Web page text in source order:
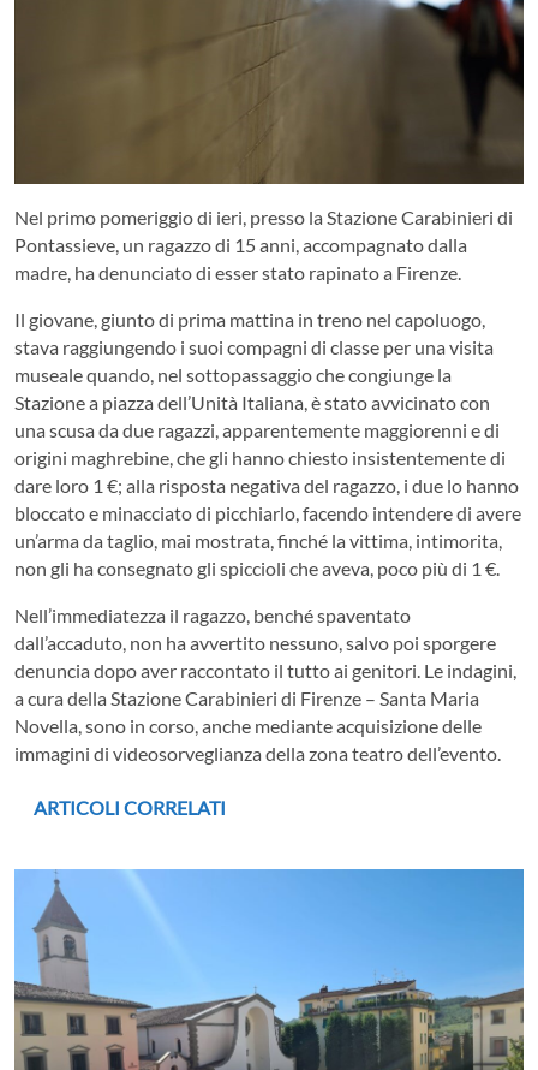
Nel primo pomeriggio di ieri, presso la Stazione Carabinieri di
Pontassieve, un ragazzo di 15 anni, accompagnato dalla
madre, ha denunciato di esser stato rapinato a Firenze.
Il giovane, giunto di prima mattina in treno nel capoluogo,
stava raggiungendo i suoi compagni di classe per una visita
museale quando, nel sottopassaggio che congiunge la
Stazione a piazza dell’Unità Italiana, è stato avvicinato con
una scusa da due ragazzi, apparentemente maggiorenni e di
origini maghrebine, che gli hanno chiesto insistentemente di
dare loro 1 €; alla risposta negativa del ragazzo, i due lo hanno
bloccato e minacciato di picchiarlo, facendo intendere di avere
un’arma da taglio, mai mostrata, finché la vittima, intimorita,
non gli ha consegnato gli spiccioli che aveva, poco più di 1 €.
Nell’immediatezza il ragazzo, benché spaventato
dall’accaduto, non ha avvertito nessuno, salvo poi sporgere
denuncia dopo aver raccontato il tutto ai genitori. Le indagini,
a cura della Stazione Carabinieri di Firenze – Santa Maria
Novella, sono in corso, anche mediante acquisizione delle
immagini di videosorveglianza della zona teatro dell’evento.
ARTICOLI CORRELATI